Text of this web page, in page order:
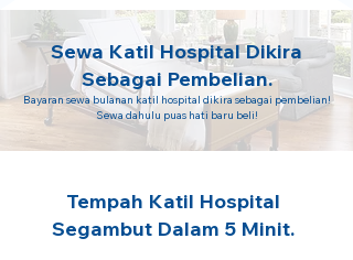
Sewa Katil Hospital Dikira
Sebagai Pembelian.
Bayaran sewa bulanan katil hospital dikira sebagai pembelian!
Sewa dahulu puas hati baru beli!
Tempah Katil Hospital
Segambut Dalam 5 Minit.